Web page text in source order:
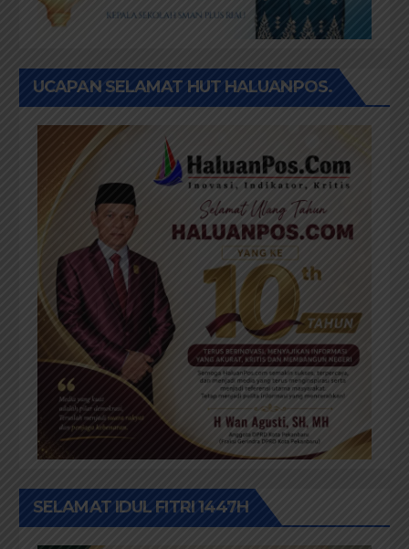
UCAPAN SELAMAT HUT HALUANPOS.
SELAMAT IDUL FITRI 1447H